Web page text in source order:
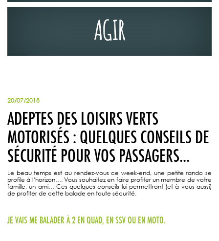
AGIR
20/07/2018
ADEPTES DES LOISIRS VERTS
MOTORISÉS : QUELQUES CONSEILS DE
SÉCURITÉ POUR VOS PASSAGERS...
Le beau temps est au rendez-vous ce week-end, une petite rando se
profile à l’horizon…. Vous souhaitez en faire profiter un membre de votre
famille, un ami… Ces quelques conseils lui permettront (et à vous aussi)
de profiter de cette balade en toute sécurité.
JE VAIS ME BALADER À 2 EN QUAD, EN SSV OU EN MOTO.